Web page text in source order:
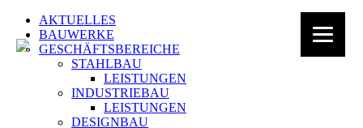
AKTUELLES
BAUWERKE
GESCHÄFTSBEREICHE
STAHLBAU
LEISTUNGEN
INDUSTRIEBAU
LEISTUNGEN
DESIGNBAU